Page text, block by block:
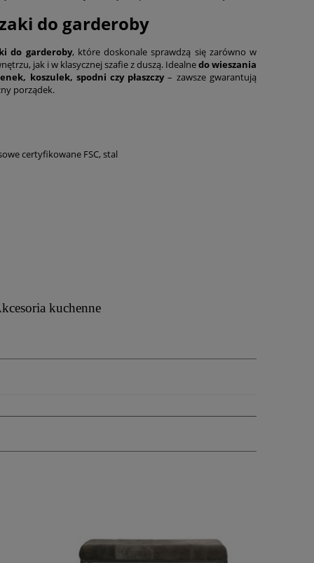
do garderoby
do garderoby, które doskonale sprawdzą się zarówno w
jak i w klasycznej szafie z duszą. Idealnedo wieszania
koszulek, spodni czy płaszczy– zawsze gwarantują
porządek.
certyfikowane FSC, stal
kuchenne